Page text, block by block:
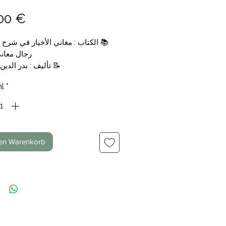
€
📚 الكتاب : مغاني الأخيار في
رجال
📝 تأليف : بدر
🗞 الناشر : مكتبة نزار
💰 السعر : 49,00€
*
Warenkorb